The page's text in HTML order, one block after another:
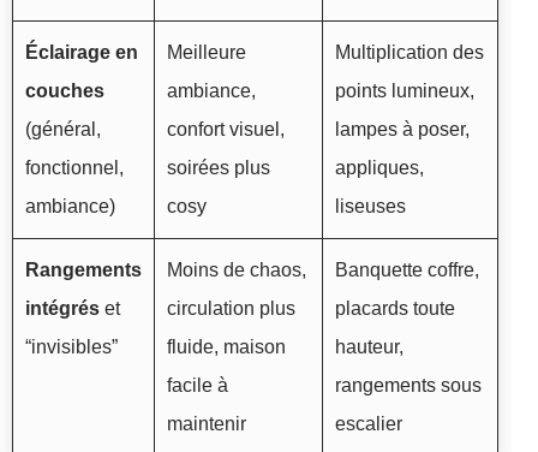
Éclairage en
couches
(général,
fonctionnel,
ambiance)
Meilleure
ambiance,
confort visuel,
soirées plus
cosy
Multiplication des
points lumineux,
lampes à poser,
appliques,
liseuses
Rangements
intégrés et
“invisibles”
Moins de chaos,
circulation plus
fluide, maison
facile à
maintenir
Banquette coffre,
placards toute
hauteur,
rangements sous
escalier